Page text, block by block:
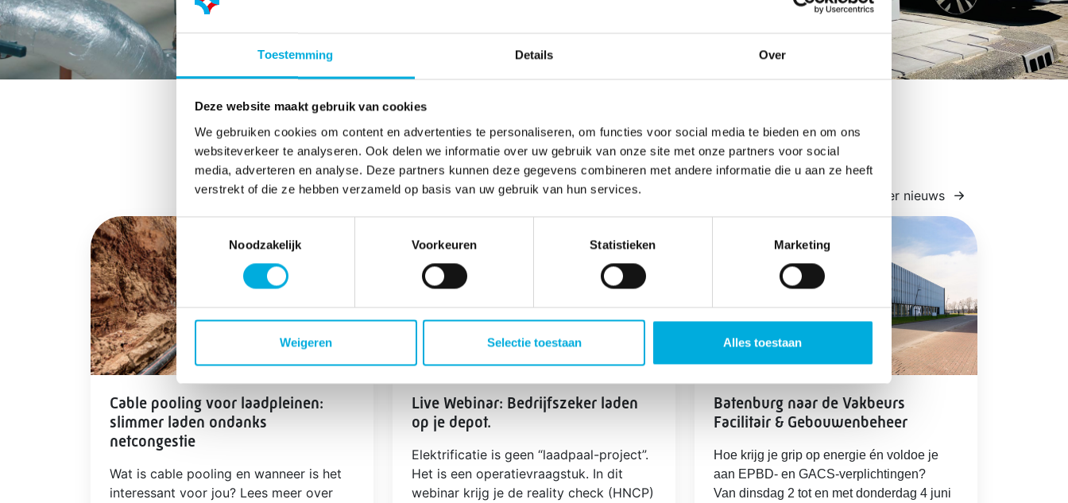
Toestemming Details Over
Deze website maakt gebruik van cookies
We gebruiken cookies om content en advertenties te personaliseren, om functies voor social media te bieden en om ons
websiteverkeer te analyseren. Ook delen we informatie over uw gebruik van onze site met onze partners voor social
media, adverteren en analyse. Deze partners kunnen deze gegevens combineren met andere informatie die u aan ze heeft
verstrekt of die ze hebben verzameld op basis van uw gebruik van hun services.
Toestemmingsselectie
Noodzakelijk
Voorkeuren Statistieken Marketing
Weigeren Selectie toestaan Alles toestaan
Nieuws Lees meer nieuws
Cable pooling voor laadpleinen:
slimmer laden ondanks
netcongestie
Wat is cable pooling en wanneer is het
interessant voor jou? Lees meer over
Live Webinar: Bedrijfszeker laden
op je depot.
Elektrificatie is geen “laadpaal-project”.
Het is een operatievraagstuk. In dit
webinar krijg je de reality check (HNCP)
Batenburg naar de Vakbeurs
Facilitair & Gebouwenbeheer
Hoe krijg je grip op energie én voldoe je
aan EPBD‑ en GACS‑verplichtingen?
Van dinsdag 2 tot en met donderdag 4 juni